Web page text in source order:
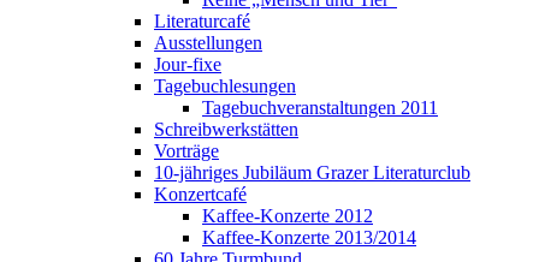
Literaturcafé
Ausstellungen
Jour-fixe
Tagebuchlesungen
Tagebuchveranstaltungen 2011
Schreibwerkstätten
Vorträge
10-jähriges Jubiläum Grazer Literaturclub
Konzertcafé
Kaffee-Konzerte 2012
Kaffee-Konzerte 2013/2014